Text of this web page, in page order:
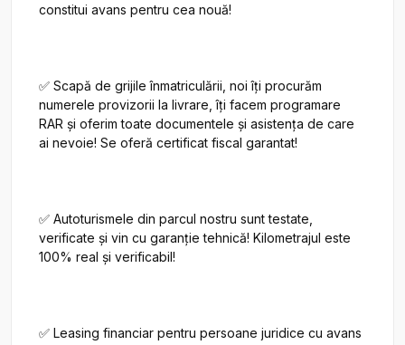
constitui avans pentru cea nouă!
✅ Scapă de grijile înmatriculării, noi îți procurăm
numerele provizorii la livrare, îți facem programare
RAR și oferim toate documentele și asistența de care
ai nevoie! Se oferă certificat fiscal garantat!
✅ Autoturismele din parcul nostru sunt testate,
verificate și vin cu garanție tehnică! Kilometrajul este
100% real și verificabil!
✅ Leasing financiar pentru persoane juridice cu avans